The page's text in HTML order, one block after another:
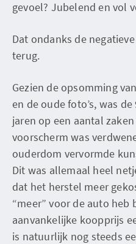
gevoel? Jubelend en vol
Dat ondanks de
terug.
Gezien de opsomming
en de oude foto’s, was
jaren op een aantal
voorscherm was
ouderdom vervormde
Dit was allemaal heel
dat het herstel meer
“meer” voor de auto heb
aanvankelijke koopprijs
is natuurlijk nog steeds